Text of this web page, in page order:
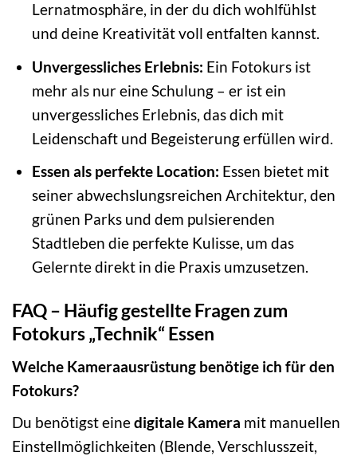
Lernatmosphäre, in der du dich wohlfühlst
und deine Kreativität voll entfalten kannst.
Unvergessliches Erlebnis: Ein Fotokurs ist
mehr als nur eine Schulung – er ist ein
unvergessliches Erlebnis, das dich mit
Leidenschaft und Begeisterung erfüllen wird.
Essen als perfekte Location: Essen bietet mit
seiner abwechslungsreichen Architektur, den
grünen Parks und dem pulsierenden
Stadtleben die perfekte Kulisse, um das
Gelernte direkt in die Praxis umzusetzen.
FAQ – Häufig gestellte Fragen zum
Fotokurs „Technik“ Essen
Welche Kameraausrüstung benötige ich für den
Fotokurs?
Du benötigst einedigitale Kamera mit manuellen
Einstellmöglichkeiten (Blende, Verschlusszeit,